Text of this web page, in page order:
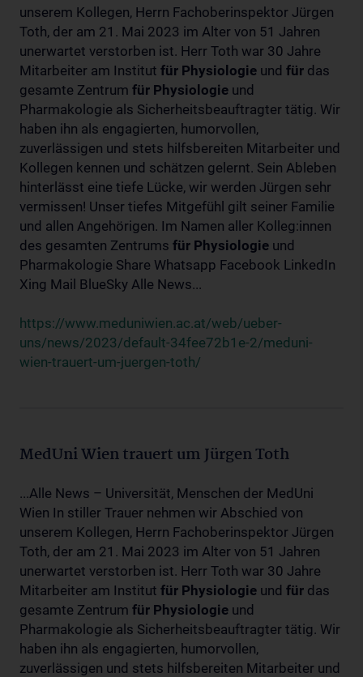
unserem Kollegen, Herrn Fachoberinspektor Jürgen
Toth, der am 21. Mai 2023 im Alter von 51 Jahren
unerwartet verstorben ist. Herr Toth war 30 Jahre
Mitarbeiter am Institut für Physiologie und für das
gesamte Zentrum für Physiologie und
Pharmakologie als Sicherheitsbeauftragter tätig. Wir
haben ihn als engagierten, humorvollen,
zuverlässigen und stets hilfsbereiten Mitarbeiter und
Kollegen kennen und schätzen gelernt. Sein Ableben
hinterlässt eine tiefe Lücke, wir werden Jürgen sehr
vermissen! Unser tiefes Mitgefühl gilt seiner Familie
und allen Angehörigen. Im Namen aller Kolleg:innen
des gesamten Zentrums für Physiologie und
Pharmakologie Share Whatsapp Facebook LinkedIn
Xing Mail BlueSky Alle News...
https://www.meduniwien.ac.at/web/ueber-
uns/news/2023/default-34fee72b1e-2/meduni-
wien-trauert-um-juergen-toth/
MedUni Wien trauert um Jürgen Toth
...Alle News – Universität, Menschen der MedUni
Wien In stiller Trauer nehmen wir Abschied von
unserem Kollegen, Herrn Fachoberinspektor Jürgen
Toth, der am 21. Mai 2023 im Alter von 51 Jahren
unerwartet verstorben ist. Herr Toth war 30 Jahre
Mitarbeiter am Institut für Physiologie und für das
gesamte Zentrum für Physiologie und
Pharmakologie als Sicherheitsbeauftragter tätig. Wir
haben ihn als engagierten, humorvollen,
zuverlässigen und stets hilfsbereiten Mitarbeiter und